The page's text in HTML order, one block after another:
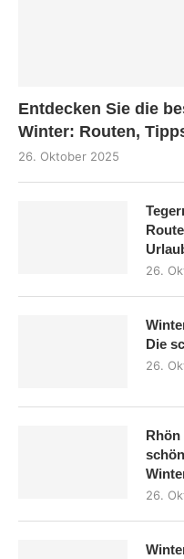
Entdecken Sie die
Winter: Routen,
26. Oktober 2025
26.
Die
26.
Rhön
26.